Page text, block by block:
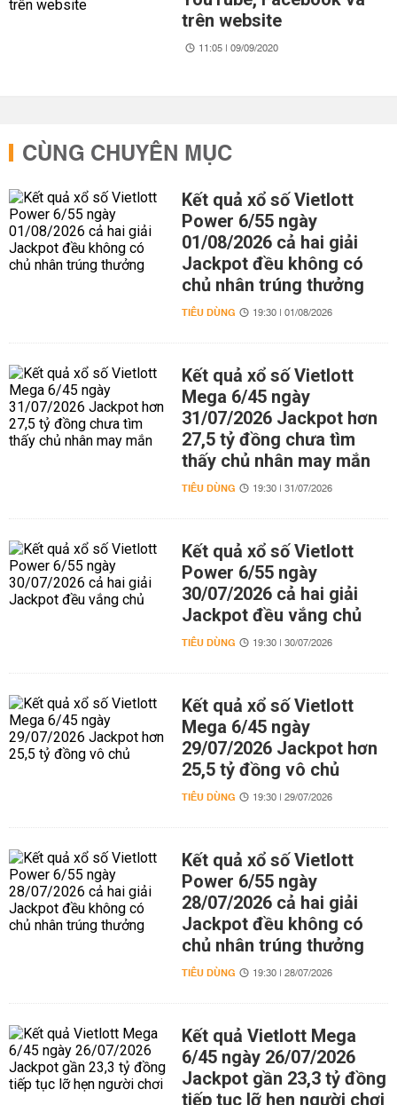
trên website
11:05 | 09/09/2020
CÙNG CHUYÊN MỤC
Kết quả xổ số Vietlott
Power 6/55 ngày
01/08/2026 cả hai giải
Jackpot đều không có
chủ nhân trúng thưởng
TIÊU DÙNG 19:30 | 01/08/2026
Kết quả xổ số Vietlott
Mega 6/45 ngày
31/07/2026 Jackpot hơn
27,5 tỷ đồng chưa tìm
thấy chủ nhân may mắn
TIÊU DÙNG 19:30 | 31/07/2026
Kết quả xổ số Vietlott
Power 6/55 ngày
30/07/2026 cả hai giải
Jackpot đều vắng chủ
TIÊU DÙNG 19:30 | 30/07/2026
Kết quả xổ số Vietlott
Mega 6/45 ngày
29/07/2026 Jackpot hơn
25,5 tỷ đồng vô chủ
TIÊU DÙNG 19:30 | 29/07/2026
Kết quả xổ số Vietlott
Power 6/55 ngày
28/07/2026 cả hai giải
Jackpot đều không có
chủ nhân trúng thưởng
TIÊU DÙNG 19:30 | 28/07/2026
Kết quả Vietlott Mega
6/45 ngày 26/07/2026
Jackpot gần 23,3 tỷ đồng
tiếp tục lỡ hẹn người chơi